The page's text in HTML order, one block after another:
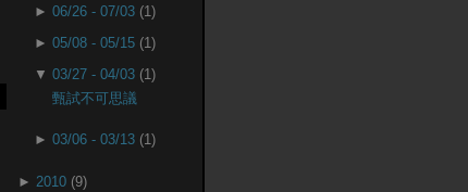
►06/26 - 07/03 (1)
►05/08 - 05/15 (1)
▼03/27 - 04/03 (1)
甄試不可思議
►03/06 - 03/13 (1)
► 2010 (9)